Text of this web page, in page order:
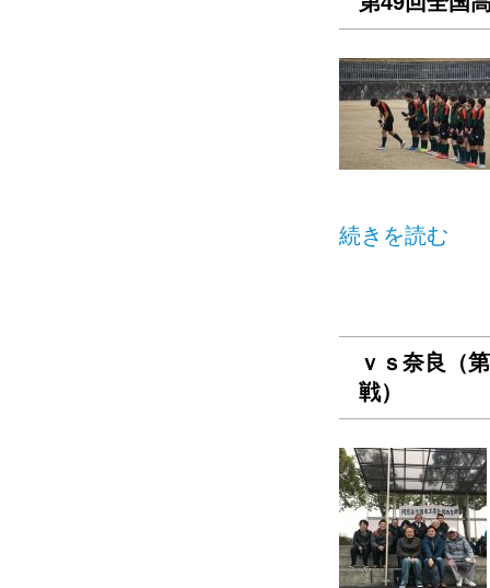
続きを読む
ｖｓ奈良（
戦）